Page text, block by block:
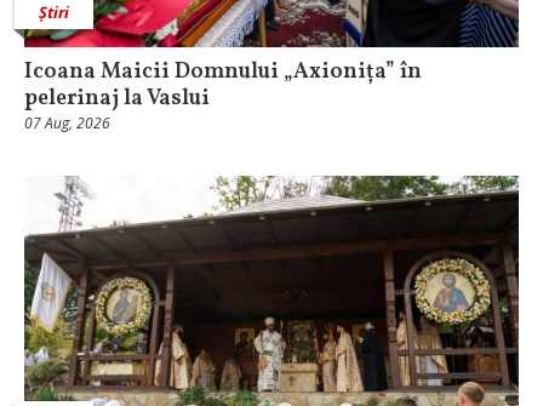
Știri
Icoana Maicii Domnului „Axionița” în
pelerinaj la Vaslui
07 Aug, 2026